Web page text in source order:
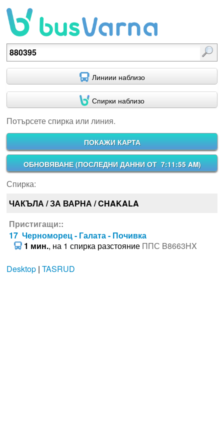
Потърсете спирка или линия.
Линиии наблизо
Спирки наблизо
Потърсете спирка или линия.
ПОКАЖИ КАРТА
ОБНОВЯВАНЕ (ПОСЛЕДНИ ДАННИ ОТ 7:11:55 AM)
Спирка:
ЧАКЪЛА / ЗА ВАРНА / CHAKALA
Пристигащи::
17 Черноморец - Галата - Почивка
1 мин., на 1 спирка разстояние ППС B8663HX
Desktop| TASRUD